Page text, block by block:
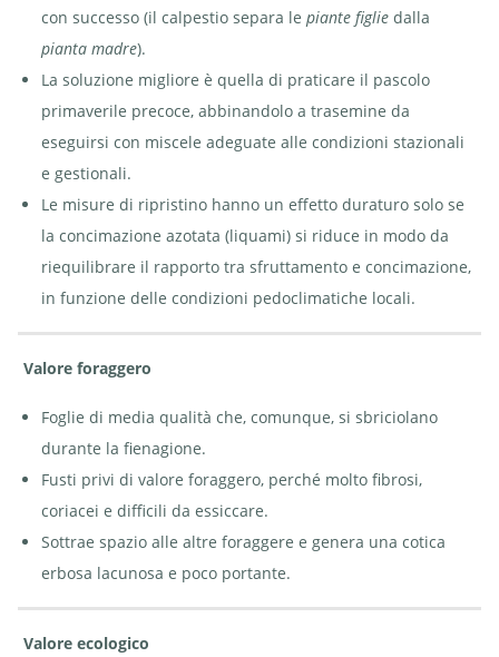
con successo (il calpestio separa le piante figlie dalla
pianta madre).
La soluzione migliore è quella di praticare il pascolo
primaverile precoce, abbinandolo a trasemine da
eseguirsi con miscele adeguate alle condizioni stazionali
e gestionali.
Le misure di ripristino hanno un effetto duraturo solo se
la concimazione azotata (liquami) si riduce in modo da
riequilibrare il rapporto tra sfruttamento e concimazione,
in funzione delle condizioni pedoclimatiche locali.
Valore foraggero
Foglie di media qualità che, comunque, si sbriciolano
durante la fienagione.
Fusti privi di valore foraggero, perché molto fibrosi,
coriacei e difficili da essiccare.
Sottrae spazio alle altre foraggere e genera una cotica
erbosa lacunosa e poco portante.
Valore ecologico